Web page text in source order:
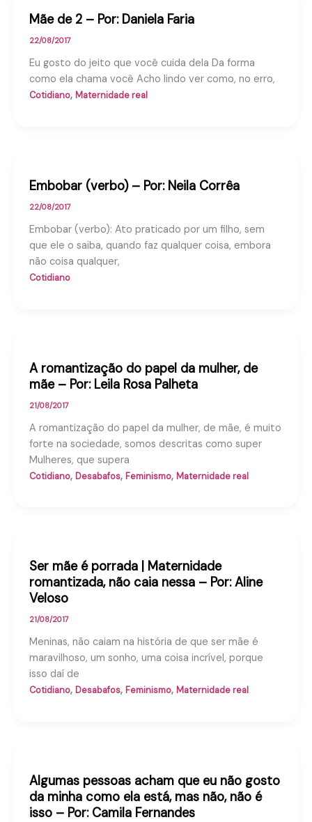
Mãe de 2 – Por: Daniela Faria
22/08/2017
Eu gosto do jeito que você cuida dela Da forma
como ela chama você Acho lindo ver como, no erro,
Cotidiano, Maternidade real
Embobar (verbo) – Por: Neila Corrêa
22/08/2017
Embobar (verbo): Ato praticado por um filho, sem
que ele o saiba, quando faz qualquer coisa, embora
não coisa qualquer,
Cotidiano
A romantização do papel da mulher, de
mãe – Por: Leila Rosa Palheta
21/08/2017
A romantização do papel da mulher, de mãe, é muito
forte na sociedade, somos descritas como super
Mulheres, que supera
Cotidiano, Desabafos, Feminismo, Maternidade real
Ser mãe é porrada | Maternidade
romantizada, não caia nessa – Por: Aline
Veloso
21/08/2017
Meninas, não caiam na história de que ser mãe é
maravilhoso, um sonho, uma coisa incrível, porque
isso daí de
Cotidiano, Desabafos, Feminismo, Maternidade real
Algumas pessoas acham que eu não gosto
da minha como ela está, mas não, não é
isso – Por: Camila Fernandes